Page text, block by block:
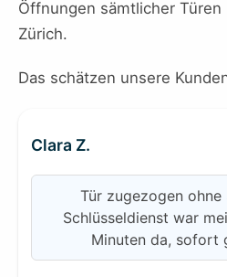
Öffnungen sämtlicher
Zürich.
Das schätzen unsere
Clara Z.
Tür zugezogen ohne
Schlüsseldienst war
Minuten da, sofort